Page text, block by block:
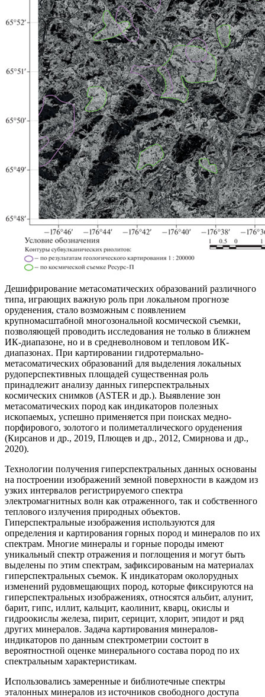
Дешифрирование метасоматических образований различного
типа, играющих важную роль при локальном прогнозе
оруденения, стало возможным с появлением
крупномасштабной многозональной космической съемки,
позволяющей проводить исследования не только в ближнем
ИК-диапазоне, но и в средневолновом и тепловом ИК-
диапазонах. При картировании гидротермально-
метасоматических образований для выделения локальных
рудоперспективных площадей существенная роль
принадлежит анализу данных гиперспектральных
космических снимков (ASTER и др.). Выявление зон
метасоматических пород как индикаторов полезных
ископаемых, успешно применяется при поисках медно-
порфирового, золотого и полиметаллического оруденения
(Кирсанов и др., 2019, Плющев и др., 2012, Смирнова и др.,
2020).
Технологии получения гиперспектральных данных основаны
на построении изображений земной поверхности в каждом из
узких интервалов регистрируемого спектра
электромагнитных волн как отраженного, так и собственного
теплового излучения природных объектов.
Гиперспектральные изображения используются для
определения и картирования горных пород и минералов по их
спектрам. Многие минералы и горные породы имеют
уникальный спектр отражения и поглощения и могут быть
выделены по этим спектрам, зафиксированым на материалах
гиперспектральных съемок. К индикаторам околорудных
изменений рудовмещающих пород, которые фиксируются на
гиперспектральных изображениях, относятся альбит, алунит,
барит, гипс, иллит, кальцит, каолинит, кварц, окислы и
гидроокислы железа, пирит, серицит, хлорит, эпидот и ряд
других минералов. Задача картирования минералов-
индикаторов по данным спектрометрии состоит в
вероятностной оценке минерального состава пород по их
спектральным характеристикам.
Использовались замеренные и библиотечные спектры
эталонных минералов из источников свободного доступа